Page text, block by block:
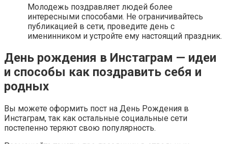
Молодежь поздравляет людей более
интересными способами. Не ограничивайтесь
публикацией в сети, проведите день с
именинником и устройте ему настоящий праздник.
День рождения в Инстаграм — идеи
и способы как поздравить себя и
родных
Вы можете оформить пост на День Рождения в
Инстаграм, так как остальные социальные сети
постепенно теряют свою популярность.